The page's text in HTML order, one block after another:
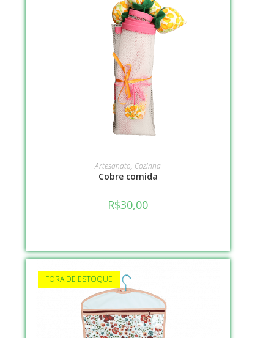
VER OPÇÕES
Artesanato, Cozinha
Cobre comida
R$30,00
FORA DE ESTOQUE